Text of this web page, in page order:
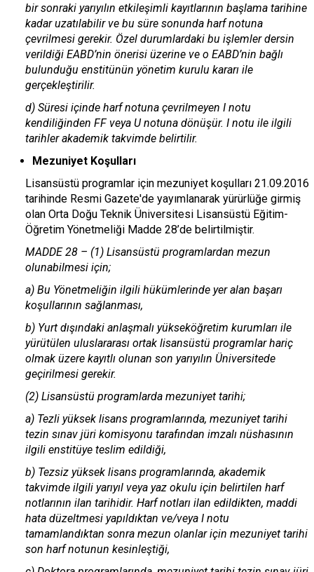
bir sonraki yarıyılın etkileşimli kayıtlarının başlama tarihine
kadar uzatılabilir ve bu süre sonunda harf notuna
çevrilmesi gerekir. Özel durumlardaki bu işlemler dersin
verildiği EABD’nin önerisi üzerine ve o EABD’nin bağlı
bulunduğu enstitünün yönetim kurulu kararı ile
gerçekleştirilir.
d) Süresi içinde harf notuna çevrilmeyen I notu
kendiliğinden FF veya U notuna dönüşür. I notu ile ilgili
tarihler akademik takvimde belirtilir.
Mezuniyet Koşulları
Lisansüstü programlar için mezuniyet koşulları 21.09.2016
tarihinde Resmi Gazete'de yayımlanarak yürürlüğe girmiş
olan Orta Doğu Teknik Üniversitesi Lisansüstü Eğitim-
Öğretim Yönetmeliği Madde 28’de belirtilmiştir.
MADDE 28 – (1) Lisansüstü programlardan mezun
olunabilmesi için;
a) Bu Yönetmeliğin ilgili hükümlerinde yer alan başarı
koşullarının sağlanması,
b) Yurt dışındaki anlaşmalı yükseköğretim kurumları ile
yürütülen uluslararası ortak lisansüstü programlar hariç
olmak üzere kayıtlı olunan son yarıyılın Üniversitede
geçirilmesi gerekir.
(2) Lisansüstü programlarda mezuniyet tarihi;
a) Tezli yüksek lisans programlarında, mezuniyet tarihi
tezin sınav jüri komisyonu tarafından imzalı nüshasının
ilgili enstitüye teslim edildiği,
b) Tezsiz yüksek lisans programlarında, akademik
takvimde ilgili yarıyıl veya yaz okulu için belirtilen harf
notlarının ilan tarihidir. Harf notları ilan edildikten, maddi
hata düzeltmesi yapıldıktan ve/veya I notu
tamamlandıktan sonra mezun olanlar için mezuniyet tarihi
son harf notunun kesinleştiği,